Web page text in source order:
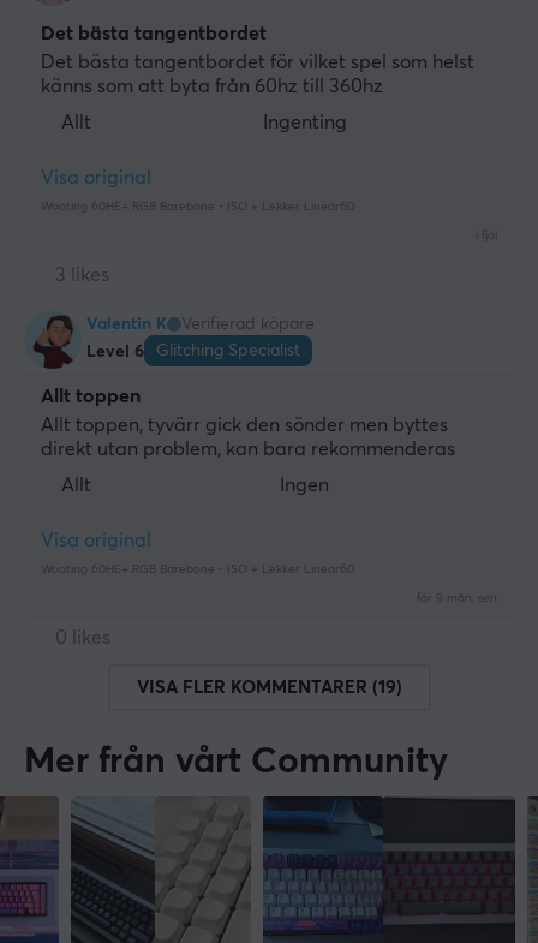
Det bästa tangentbordet
Det bästa tangentbordet för vilket spel som helst
känns som att byta från 60hz till 360hz
Allt
Ingenting
Visa original
Wooting 60HE+ RGB Barebone - ISO + Lekker Linear60
3 likes
Valentin K
Verifierad köpare
Level 6
Glitching Specialist
Allt toppen
Allt toppen, tyvärr gick den sönder men byttes
direkt utan problem, kan bara rekommenderas
Allt
Ingen
Visa original
Wooting 60HE+ RGB Barebone - ISO + Lekker Linear60
för 9 mån. sen
0 likes
VISA FLER KOMMENTARER (19)
Mer från vårt Community